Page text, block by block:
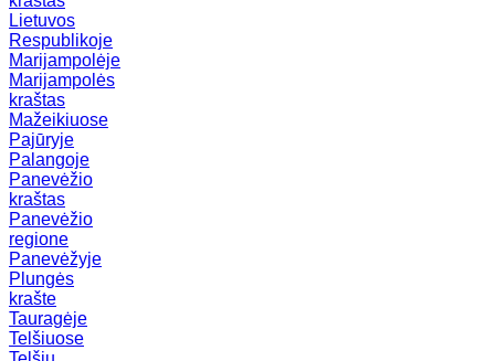
Lietuvos
Respublikoje
Marijampolėje
Marijampolės
kraštas
Mažeikiuose
Pajūryje
Palangoje
Panevėžio
kraštas
Panevėžio
regione
Panevėžyje
Plungės
krašte
Tauragėje
Telšiuose